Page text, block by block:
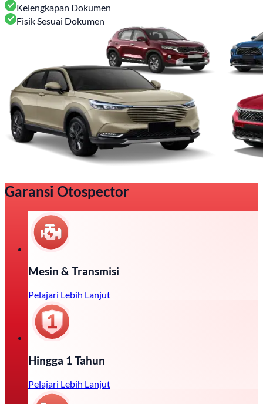
Kelengkapan Dokumen
Fisik Sesuai Dokumen
Garansi Otospector
Mesin & Transmisi
Pelajari Lebih Lanjut
Hingga 1 Tahun
Pelajari Lebih Lanjut